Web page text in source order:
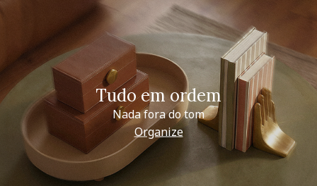
Tudo em ordem
Nada fora do tom
Organize